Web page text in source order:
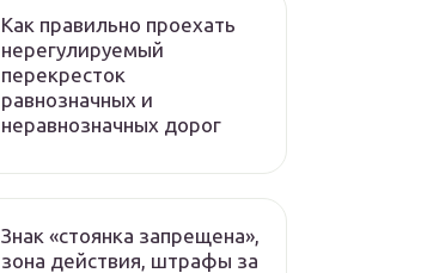
Как правильно проехать
нерегулируемый
перекресток
равнозначных и
неравнозначных дорог
Знак «стоянка запрещена»,
зона действия, штрафы за